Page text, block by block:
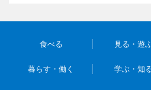
食べる 見る・遊
暮らす・働く 学ぶ・知